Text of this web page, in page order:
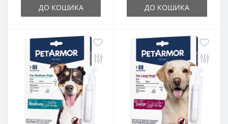
ДО КОШИКА ДО КОШИКА